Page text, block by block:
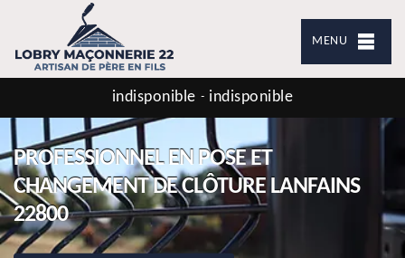
MENU
indisponible - indisponible
PROFESSIONNEL EN POSE ET
CHANGEMENT DE CLÔTURE LANFAINS
22800